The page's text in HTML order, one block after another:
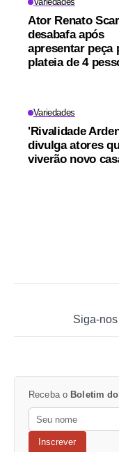
Ator Renato
desabafa após
apresentar peça
plateia de 4
Variedades
'Rivalidade
divulga atores
viverão novo
Siga-
Receba o Boletim
Inscrever